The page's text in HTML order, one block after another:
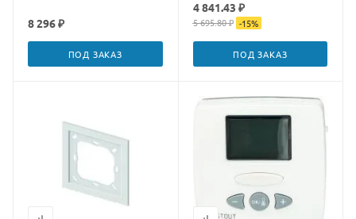
8 296 ₽
ПОД ЗАКАЗ
4 841.43 ₽
5 695.80 ₽ -15%
ПОД ЗАКАЗ